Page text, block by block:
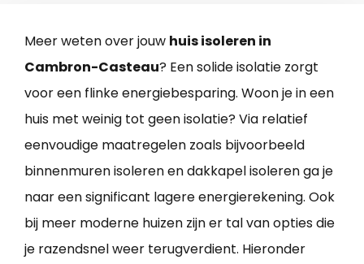
Meer weten over jouw huis isoleren in
Cambron-Casteau? Een solide isolatie zorgt
voor een flinke energiebesparing. Woon je in een
huis met weinig tot geen isolatie? Via relatief
eenvoudige maatregelen zoals bijvoorbeeld
binnenmuren isoleren en dakkapel isoleren ga je
naar een significant lagere energierekening. Ook
bij meer moderne huizen zijn er tal van opties die
je razendsnel weer terugverdient. Hieronder